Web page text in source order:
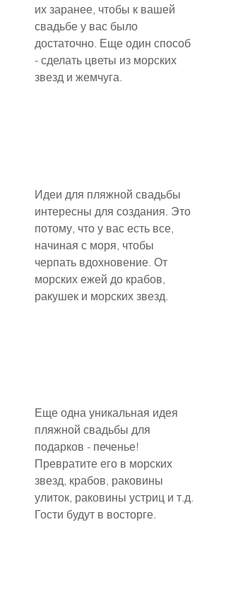
их заранее, чтобы к вашей
свадьбе у вас было
достаточно. Еще один способ
- сделать цветы из морских
звезд и жемчуга.
Идеи для пляжной свадьбы
интересны для создания. Это
потому, что у вас есть все,
начиная с моря, чтобы
черпать вдохновение. От
морских ежей до крабов,
ракушек и морских звезд.
Еще одна уникальная идея
пляжной свадьбы для
подарков - печенье!
Превратите его в морских
звезд, крабов, раковины
улиток, раковины устриц и т.д.
Гости будут в восторге.